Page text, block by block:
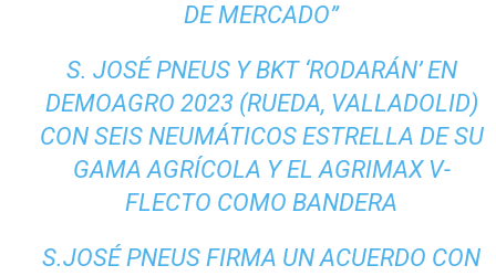
DE MERCADO”
S. JOSÉ PNEUS Y BKT ‘RODARÁN’ EN
DEMOAGRO 2023 (RUEDA, VALLADOLID)
CON SEIS NEUMÁTICOS ESTRELLA DE SU
GAMA AGRÍCOLA Y EL AGRIMAX V-
FLECTO COMO BANDERA
S.JOSÉ PNEUS FIRMA UN ACUERDO CON